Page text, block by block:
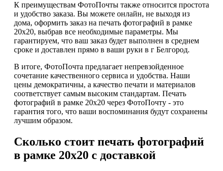
К преимуществам ФотоПочты также относится простота
и удобство заказа. Вы можете онлайн, не выходя из
дома, оформить заказ на печать фотографий в рамке
20х20, выбрав все необходимые параметры. Мы
гарантируем, что ваш заказ будет выполнен в среднем
сроке и доставлен прямо в ваши руки в г Белгород.
В итоге, ФотоПочта предлагает непревзойденное
сочетание качественного сервиса и удобства. Наши
цены демократичны, а качество печати и материалов
соответствует самым высоким стандартам. Печать
фотографий в рамке 20х20 через ФотоПочту - это
гарантия того, что ваши воспоминания будут сохранены
лучшим образом.
Сколько стоит печать фотографий
в рамке 20х20 с доставкой